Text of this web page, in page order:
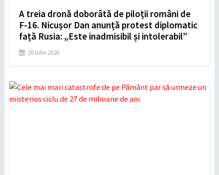
A treia dronă doborâtă de piloții români de
F-16. Nicușor Dan anunță protest diplomatic
față Rusia: „Este inadmisibil și intolerabil”
26 Iulie 2026